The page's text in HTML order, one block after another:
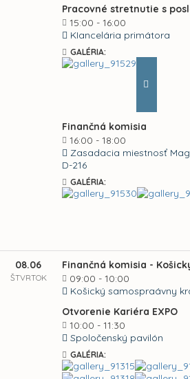
Pracovné stretnutie s
15:00 - 16:00
KIancelária primátora
GALÉRIA:
Finančná komisia
16:00 - 18:00
Zasadacia miestnosť
D-216
GALÉRIA:
08.06
ŠTVRTOK
Finančná komisia -
09:00 - 10:00
Košický samospraávny
Otvorenie Kariéra EXPO
10:00 - 11:30
Spoločenský pavilón
GALÉRIA: